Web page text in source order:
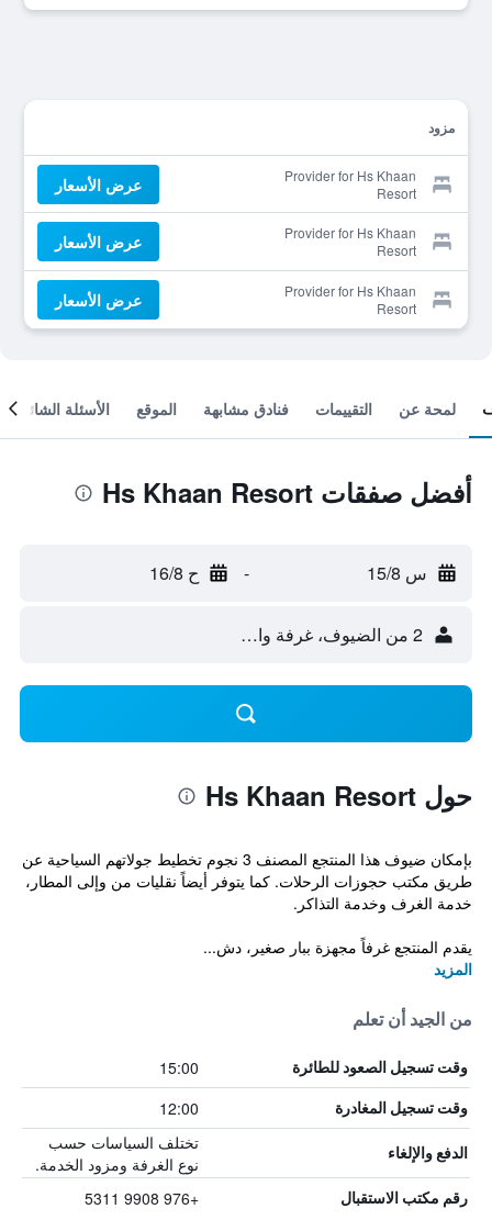
مزود
Provider for Hs Khaan
Resort
عرض الأسعار
Provider for Hs Khaan
Resort
عرض الأسعار
Provider for Hs Khaan
Resort
عرض الأسعار
لمحة عن التقييمات فنادق مشابهة الموقع الأسئلة الشائعة
أفضل صفقات Hs Khaan Resort
س 15/8 - ح 16/8
2 من الضيوف، غرفة واحدة
حول Hs Khaan Resort
بإمكان ضيوف هذا المنتجع المصنف 3 نجوم تخطيط جولاتهم السياحية عن
طريق مكتب حجوزات الرحلات. كما يتوفر أيضاً نقليات من وإلى المطار،
خدمة الغرف وخدمة التذاكر.
يقدم المنتجع غرفاً مجهزة ببار صغير، دش...
المزيد
من الجيد أن تعلم
وقت تسجيل الصعود للطائرة 15:00
وقت تسجيل المغادرة 12:00
الدفع والإلغاء
تختلف السياسات حسب
نوع الغرفة ومزود الخدمة.
رقم مكتب الاستقبال +976 9908 5311